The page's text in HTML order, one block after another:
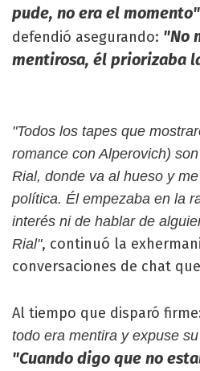
pude, no era el momento"
defendió asegurando: "No
mentirosa, él priorizaba
"Todos los tapes que
romance con Alperovich)
Rial, donde va al hueso y
política. Él empezaba en la
interés ni de hablar de
Rial", continuó la
conversaciones de chat
Al tiempo que disparó
todo era mentira y expuse
"Cuando digo que no